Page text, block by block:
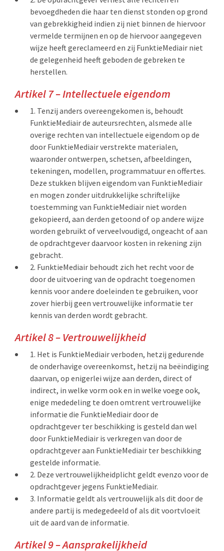
bevoegdheden die haar ten dienst stonden op grond
van gebrekkigheid indien zij niet binnen de hiervoor
vermelde termijnen en op de hiervoor aangegeven
wijze heeft gereclameerd en zij FunktieMediair niet
de gelegenheid heeft geboden de gebreken te
herstellen.
Artikel 7 – Intellectuele eigendom
Tenzij anders overeengekomen is, behoudt
FunktieMediair de auteursrechten, alsmede alle
overige rechten van intellectuele eigendom op de
door FunktieMediair verstrekte materialen,
waaronder ontwerpen, schetsen, afbeeldingen,
tekeningen, modellen, programmatuur en offertes.
Deze stukken blijven eigendom van FunktieMediair
en mogen zonder uitdrukkelijke schriftelijke
toestemming van FunktieMediair niet worden
gekopieerd, aan derden getoond of op andere wijze
worden gebruikt of verveelvoudigd, ongeacht of aan
de opdrachtgever daarvoor kosten in rekening zijn
gebracht.
FunktieMediair behoudt zich het recht voor de
door de uitvoering van de opdracht toegenomen
kennis voor andere doeleinden te gebruiken, voor
zover hierbij geen vertrouwelijke informatie ter
kennis van derden wordt gebracht.
Artikel 8 – Vertrouwelijkheid
Het is FunktieMediair verboden, hetzij gedurende
de onderhavige overeenkomst, hetzij na beëindiging
daarvan, op enigerlei wijze aan derden, direct of
indirect, in welke vorm ook en in welke voege ook,
enige mededeling te doen omtrent vertrouwelijke
informatie die FunktieMediair door de
opdrachtgever ter beschikking is gesteld dan wel
door FunktieMediair is verkregen van door de
opdrachtgever aan FunktieMediair ter beschikking
gestelde informatie.
Deze vertrouwelijkheidplicht geldt evenzo voor de
opdrachtgever jegens FunktieMediair.
Informatie geldt als vertrouwelijk als dit door de
andere partij is medegedeeld of als dit voortvloeit
uit de aard van de informatie.
Artikel 9 – Aansprakelijkheid